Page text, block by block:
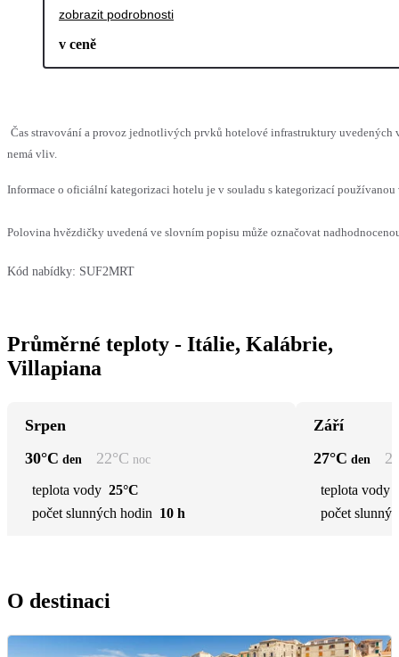
zobrazit podrobnosti
v ceně
Čas stravování a provoz jednotlivých prvků hotelové infrastruktury uvedených
nemá vliv.
Informace o oficiální kategorizaci hotelu je v souladu s kategorizací
Polovina hvězdičky uvedená ve slovním popisu může označovat
Kód nabídky: SUF2MRT
Průměrné teploty - Itálie, Kalábrie,
Villapiana
Srpen
30°C den 22°C noc
teplota vody 25°C
počet slunných hodin 10 h
Září
27°C den
teplota vody
počet
O destinaci